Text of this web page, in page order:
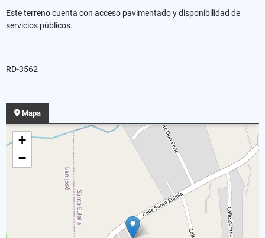
Este terreno cuenta con acceso pavimentado y disponibilidad de
servicios públicos.
RD-3562
Mapa
+
−